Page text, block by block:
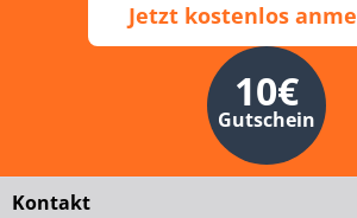
Jetzt kostenlos
10€
Gutschein
Kontakt